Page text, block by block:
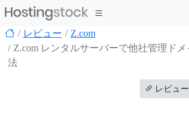
レビュー
Z.com
Z.com レンタルサーバーで他社管理ド
法
レビュー